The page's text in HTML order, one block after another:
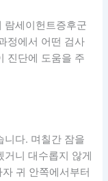
람세이헌트증후군
정에서 어떤 검사
진단에 도움을 주
니다. 며칠간 잠을
거니 대수롭지 않게
귀 안쪽에서부터